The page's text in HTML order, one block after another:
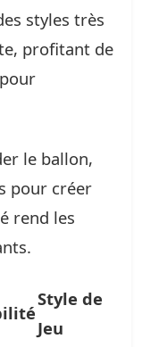
styles très
profitant de
le ballon,
pour créer
rend les
Style de
Jeu